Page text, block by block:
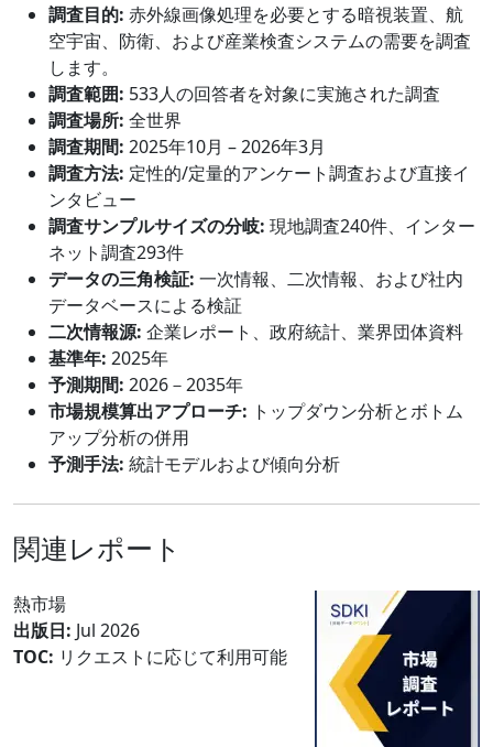
調査目的: 赤外線画像処理を必要とする暗視装置、航
空宇宙、防衛、および産業検査システムの需要を調査
します。
調査範囲: 533人の回答者を対象に実施された調査
調査場所: 全世界
調査期間: 2025年10月 – 2026年3月
調査方法: 定性的/定量的アンケート調査および直接イ
ンタビュー
調査サンプルサイズの分岐: 現地調査240件、インター
ネット調査293件
データの三角検証: 一次情報、二次情報、および社内
データベースによる検証
二次情報源: 企業レポート、政府統計、業界団体資料
基準年: 2025年
予測期間: 2026－2035年
市場規模算出アプローチ: トップダウン分析とボトム
アップ分析の併用
予測手法: 統計モデルおよび傾向分析
関連レポート
熱市場
出版日: Jul 2026
TOC: リクエストに応じて利用可能